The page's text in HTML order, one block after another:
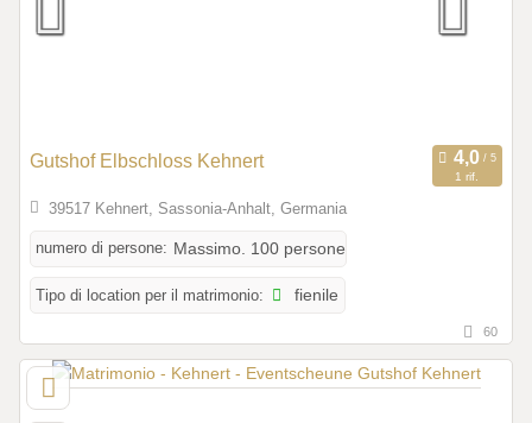
Gutshof Elbschloss Kehnert
1 rif.
39517 Kehnert, Sassonia-Anhalt, Germania
numero di persone: Massimo. 100 persone
Tipo di location per il matrimonio: fienile
60